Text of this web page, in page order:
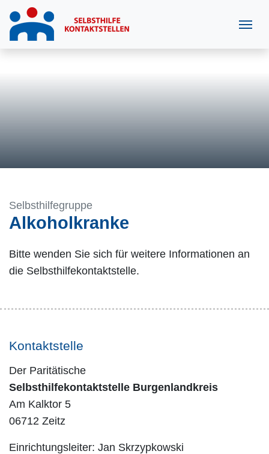
Selbsthilfegruppe
Alkoholkranke
Bitte wenden Sie sich für weitere Informationen an
die Selbsthilfekontaktstelle.
Kontaktstelle
Der Paritätische
Selbsthilfekontaktstelle Burgenlandkreis
Am Kalktor 5
06712 Zeitz
Einrichtungsleiter: Jan Skrzypkowski